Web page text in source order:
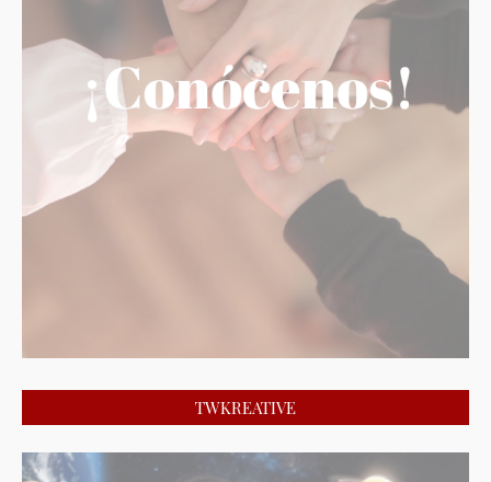
TWKREATIVE